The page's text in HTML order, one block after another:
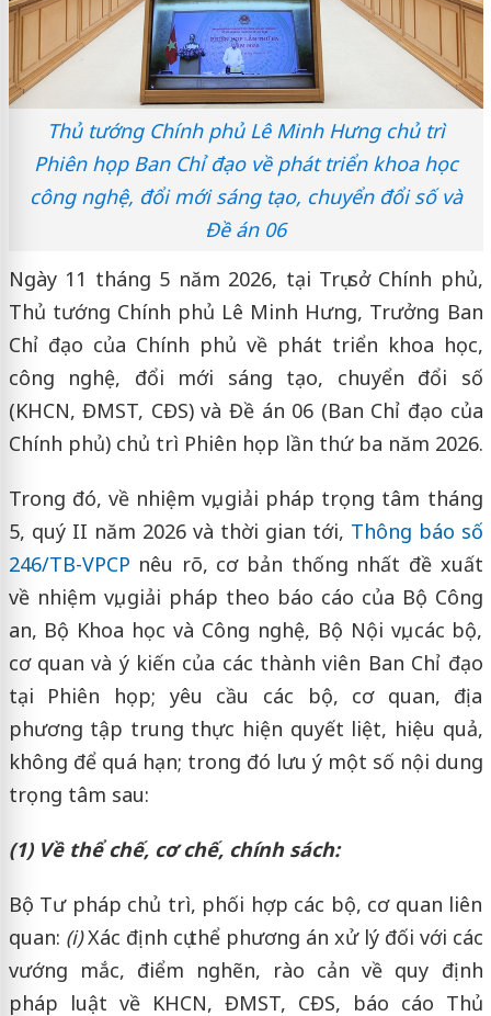
Thủ tướng Chính phủ Lê Minh Hưng chủ trì
Phiên họp Ban Chỉ đạo về phát triển khoa học
công nghệ, đổi mới sáng tạo, chuyển đổi số và
Đề án 06
Ngày 11 tháng 5 năm 2026, tại Trụ sở Chính phủ,
Thủ tướng Chính phủ Lê Minh Hưng, Trưởng Ban
Chỉ đạo của Chính phủ về phát triển khoa học,
công nghệ, đổi mới sáng tạo, chuyển đổi số
(KHCN, ĐMST, CĐS) và Đề án 06 (Ban Chỉ đạo của
Chính phủ) chủ trì Phiên họp lần thứ ba năm 2026.
Trong đó, về nhiệm vụ, giải pháp trọng tâm tháng
5, quý II năm 2026 và thời gian tới, Thông báo số
246/TB-VPCP nêu rõ, cơ bản thống nhất đề xuất
về nhiệm vụ, giải pháp theo báo cáo của Bộ Công
an, Bộ Khoa học và Công nghệ, Bộ Nội vụ, các bộ,
cơ quan và ý kiến của các thành viên Ban Chỉ đạo
tại Phiên họp; yêu cầu các bộ, cơ quan, địa
phương tập trung thực hiện quyết liệt, hiệu quả,
không để quá hạn; trong đó lưu ý một số nội dung
trọng tâm sau:
(1) Về thể chế, cơ chế, chính sách:
Bộ Tư pháp chủ trì, phối hợp các bộ, cơ quan liên
quan: (i)Xác định cụ thể phương án xử lý đối với các
vướng mắc, điểm nghẽn, rào cản về quy định
pháp luật về KHCN, ĐMST, CĐS, báo cáo Thủ